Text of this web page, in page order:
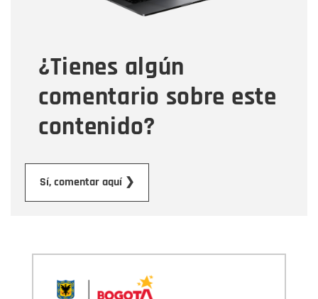
¿Tienes algún
comentario sobre este
contenido?
Sí, comentar aquí ❯
Tipo de comentario
Mensaje